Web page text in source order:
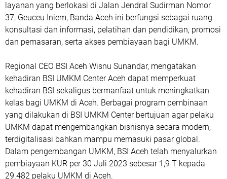
layanan yang berlokasi di Jalan Jendral Sudirman Nomor
37, Geuceu Iniem, Banda Aceh ini berfungsi sebagai ruang
konsultasi dan informasi, pelatihan dan pendidikan, promosi
dan pemasaran, serta akses pembiayaan bagi UMKM.
Regional CEO BSI Aceh Wisnu Sunandar, mengatakan
kehadiran BSI UMKM Center Aceh dapat memperkuat
kehadiran BSI sekaligus bermanfaat untuk meningkatkan
kelas bagi UMKM di Aceh. Berbagai program pembinaan
yang dilakukan di BSI UMKM Center bertujuan agar pelaku
UMKM dapat mengembangkan bisnisnya secara modern,
terdigitalisasi bahkan mampu memasuki pasar global.
Dalam pengembangan UMKM, BSI Aceh telah menyalurkan
pembiayaan KUR per 30 Juli 2023 sebesar 1,9 T kepada
29.482 pelaku UMKM di Aceh.